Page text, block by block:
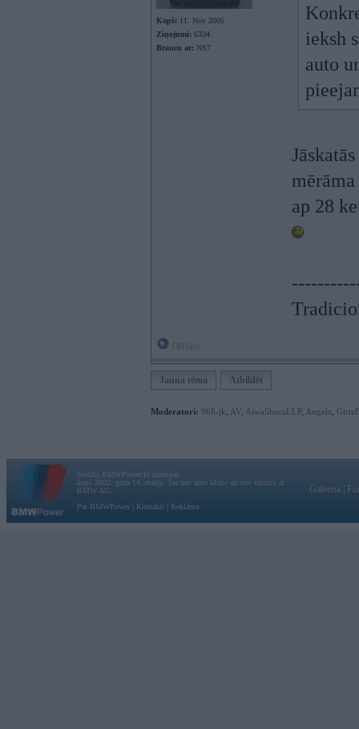
Kopš: 11. Nov 2005
Ziņojumi: 6334
Braucu ar: NS7
ieksh
auto
ap 28
Jauna tēma Atbildēt
Moderatori: 968-jk AV AiwaShuraLLP, Angelz
Vortāls BMWPower.lv darbojas
kopš 2002. gada 14. maija. Tas nav auto klubs un nav saistīts ar
BMW AG.
Par BMWPower
Kontakti Reklāma
Galvena